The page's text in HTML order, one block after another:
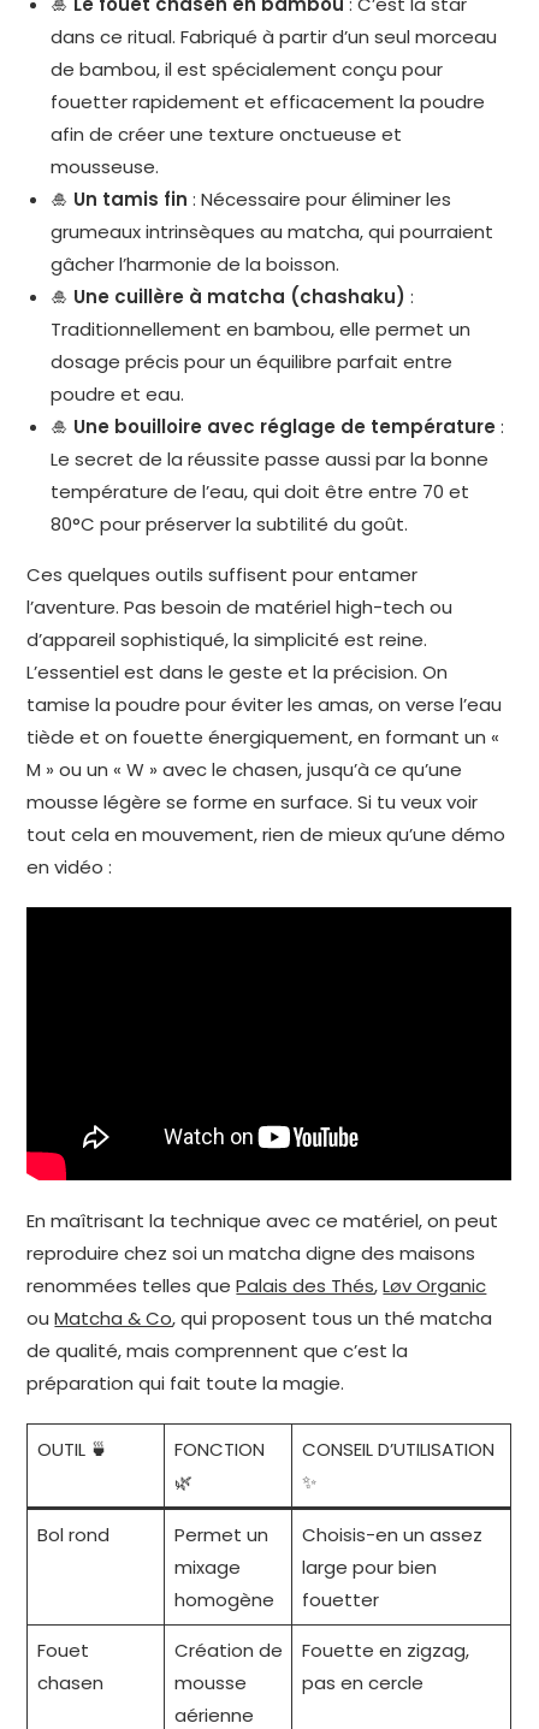
dans ce ritual. Fabriqué à partir d’un seul morceau
de bambou, il est spécialement conçu pour
fouetter rapidement et efficacement la poudre
afin de créer une texture onctueuse et
mousseuse.
🎍 Un tamis fin : Nécessaire pour éliminer les
grumeaux intrinsèques au matcha, qui pourraient
gâcher l’harmonie de la boisson.
🎍 Une cuillère à matcha (chashaku) :
Traditionnellement en bambou, elle permet un
dosage précis pour un équilibre parfait entre
poudre et eau.
🎍 Une bouilloire avec réglage de température :
Le secret de la réussite passe aussi par la bonne
température de l’eau, qui doit être entre 70 et
80°C pour préserver la subtilité du goût.
Ces quelques outils suffisent pour entamer
l’aventure. Pas besoin de matériel high-tech ou
d’appareil sophistiqué, la simplicité est reine.
L’essentiel est dans le geste et la précision. On
tamise la poudre pour éviter les amas, on verse l’eau
tiède et on fouette énergiquement, en formant un «
M » ou un « W » avec le chasen, jusqu’à ce qu’une
mousse légère se forme en surface. Si tu veux voir
tout cela en mouvement, rien de mieux qu’une démo
en vidéo :
En maîtrisant la technique avec ce matériel, on peut
reproduire chez soi un matcha digne des maisons
renommées telles quePalais des Thés,Løv Organic
ouMatcha & Co, qui proposent tous un thé matcha
de qualité, mais comprennent que c’est la
préparation qui fait toute la magie.
OUTIL 🍵
FONCTION
🌿
CONSEIL D’UTILISATION
✨
Bol rond
Permet un
mixage
homogène
Choisis-en un assez
large pour bien
fouetter
Fouet
chasen
Création de
mousse
aérienne
Fouette en zigzag,
pas en cercle